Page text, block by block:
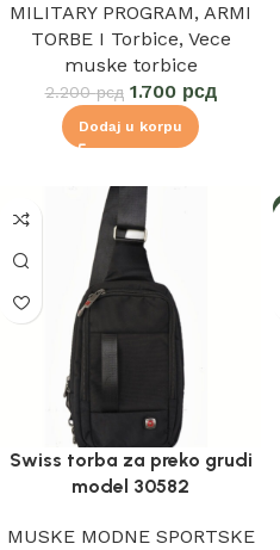
MILITARY PROGRAM, ARMI
TORBE I Torbice, Vece
muske torbice
2.200рсд 1.700 рсд
Dodaj u korpu
Swiss torba za preko grudi
model 30582
MUSKE MODNE SPORTSKE